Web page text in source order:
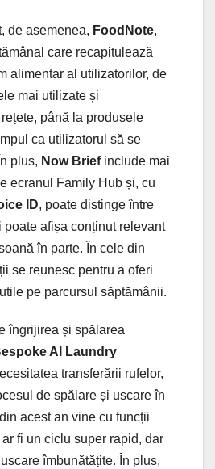
de asemenea, FoodNote,
care recapitulează
alimentar al utilizatorilor, de
mai utilizate și
până la produsele
ca utilizatorul să se
plus, Now Briefinclude mai
ecranul Family Hub și, cu
ID, poate distinge între
poate afișa conținut relevant
în parte. În cele din
se reunesc pentru a oferi
pe parcursul săptămânii.
îngrijirea și spălarea
AI Laundry
transferării rufelor,
de spălare și uscare în
acest an vine cu funcții
fi un ciclu super rapid, dar
îmbunătățite. În plus,